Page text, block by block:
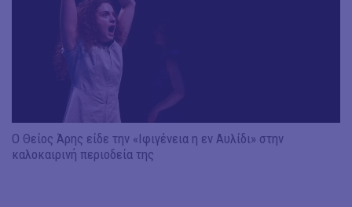
Ο Θείος Άρης είδε την «Ιφιγένεια η εν Αυλίδι» στην
καλοκαιρινή περιοδεία της